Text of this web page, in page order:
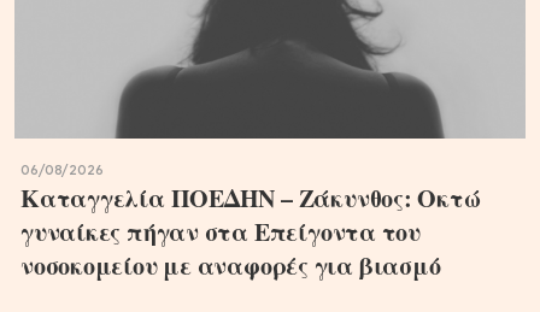
06/08/2026
Καταγγελία ΠΟΕΔΗΝ – Ζάκυνθος: Οκτώ
γυναίκες πήγαν στα Επείγοντα του
νοσοκομείου με αναφορές για βιασμό